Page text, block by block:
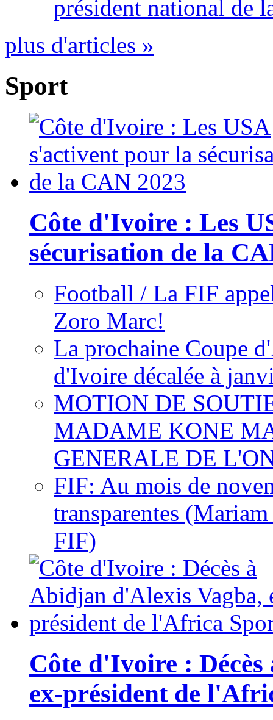
président national de
plus d'articles »
Sport
Côte d'Ivoire : Les
sécurisation de la
Football / La FIF
Zoro Marc!
La prochaine Coupe
d'Ivoire décalée à
MOTION DE
MADAME KONE
GENERALE DE
FIF: Au mois de
transparentes
FIF)
Côte d'Ivoire :
ex-président de